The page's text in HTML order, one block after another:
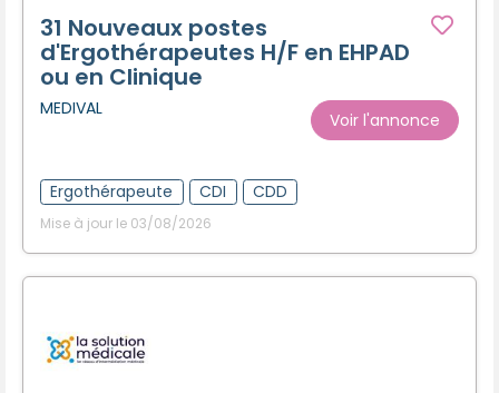
31 Nouveaux postes
d'Ergothérapeutes H/F en EHPAD
ou en Clinique
MEDIVAL
Voir l'annonce
Ergothérapeute CDI CDD
Mise à jour le 03/08/2026